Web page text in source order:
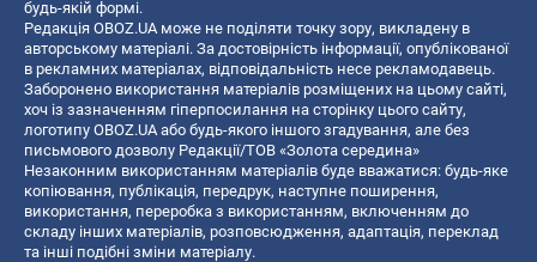
будь-якій формі.
Редакція OBOZ.UA може не поділяти точку зору, викладену в
авторському матеріалі. За достовірність інформації, опублікованої
в рекламних матеріалах, відповідальність несе рекламодавець.
Заборонено використання матеріалів розміщених на цьому сайті,
хоч із зазначенням гіперпосилання на сторінку цього сайту,
логотипу OBOZ.UA або будь-якого іншого згадування, але без
письмового дозволу Редакції/ТОВ «Золота середина»
Незаконним використанням матеріалів буде вважатися: будь-яке
копiювання, публiкацiя, передрук, наступне поширення,
використання, переробка з використанням, включенням до
складу інших матеріалів, розповсюдження, адаптація, переклад
та інші подібні зміни матеріалу.